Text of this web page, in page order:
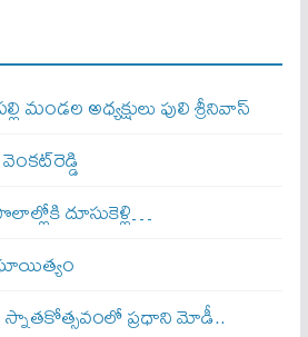
మండల అధ్యక్షులు పులి శ్రీనివాస్
దూసుకెళ్లి…
స్నాతకోత్సవంలో ప్రధాని మోడీ..